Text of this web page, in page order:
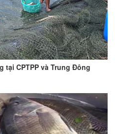
tại CPTPP và Trung Đông